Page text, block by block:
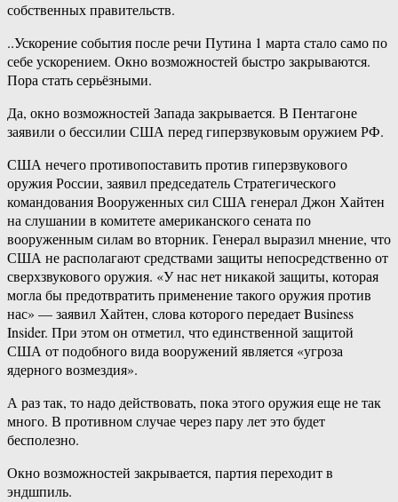
собственных правительств.
..Ускорение события после речи Путина 1 марта стало само по
себе ускорением. Окно возможностей быстро закрываются.
Пора стать серьёзными.
Да, окно возможностей Запада закрывается. В Пентагоне
заявили о бессилии США перед гиперзвуковым оружием РФ.
США нечего противопоставить против гиперзвукового
оружия России, заявил председатель Стратегического
командования Вооруженных сил США генерал Джон Хайтен
на слушании в комитете американского сената по
вооруженным силам во вторник. Генерал выразил мнение, что
США не располагают средствами защиты непосредственно от
сверхзвукового оружия. «У нас нет никакой защиты, которая
могла бы предотвратить применение такого оружия против
нас» — заявил Хайтен, слова которого передает Business
Insider. При этом он отметил, что единственной защитой
США от подобного вида вооружений является «угроза
ядерного возмездия».
А раз так, то надо действовать, пока этого оружия еще не так
много. В противном случае через пару лет это будет
бесполезно.
Окно возможностей закрывается, партия переходит в
эндшпиль.